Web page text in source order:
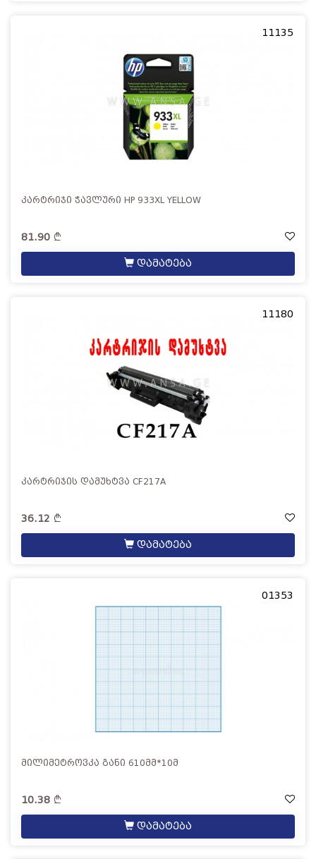
11135
კარტრიჯი ჭავლური HP 933XL YELLOW
81.90
დამატება
11180
კარტრიჯის დამუხტვა CF217A
36.12
დამატება
01353
მილიმეტროვკა განი 610მმ*10მ
10.38
დამატება